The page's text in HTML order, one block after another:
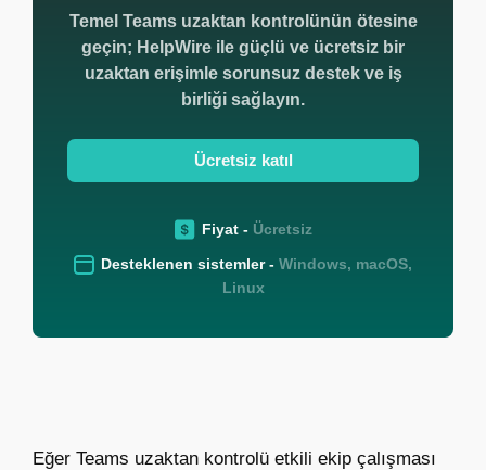
Temel Teams uzaktan kontrolünün ötesine
geçin; HelpWire ile güçlü ve ücretsiz bir
uzaktan erişimle sorunsuz destek ve iş
birliği sağlayın.
Ücretsiz katıl
Fiyat - Ücretsiz
Desteklenen sistemler - Windows, macOS,
Linux
Eğer Teams uzaktan kontrolü etkili ekip çalışması